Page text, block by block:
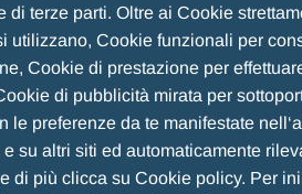
di terze parti. Oltre ai Cookie
utilizzano, Cookie funzionali per
Cookie di prestazione per
di pubblicità mirata per
le preferenze da te manifestate
su altri siti ed automaticamente
di più clicca su Cookie policy. Per